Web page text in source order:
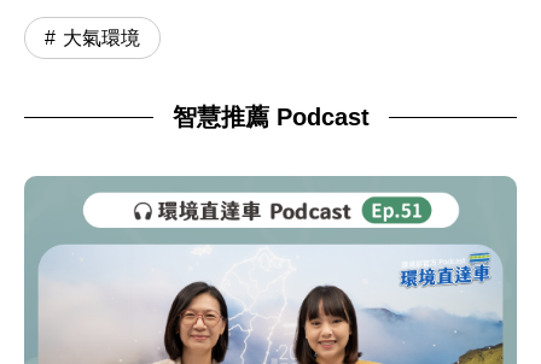
大氣環境
智慧推薦 Podcast